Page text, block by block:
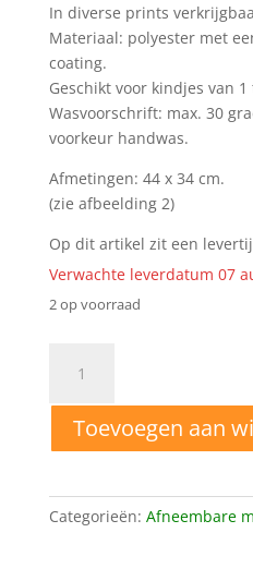
In diverse prints
Materiaal: polyester met
coating.
Geschikt voor kindjes van
Wasvoorschrift: max. 30
voorkeur handwas.
Afmetingen: 44 x 34 cm.
(zie afbeelding 2)
Op dit artikel zit een
Verwachte leverdatum 07
2 op voorraad
friends
aantal
Toevoegen aan
Categorieën: Afneembare